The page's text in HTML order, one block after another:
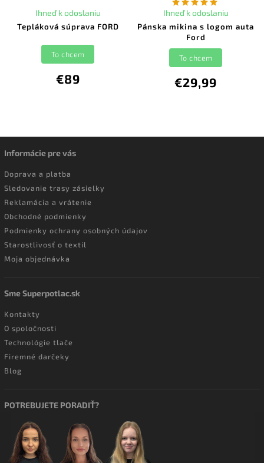
Tepláková súprava FORD
Ihneď k odoslaniu
€89
To chcem
Pánska mikina s logom auta
Ford
Ihneď k odoslaniu
€29,99
To chcem
Informácie pre vás
Doprava a platba
Sledovanie trasy zásielky
Reklamácia a vrátenie
Obchodné podmienky
Podmienky ochrany osobných údajov
Starostlivosť o textil
Moja objednávka
Sme Superpotlac.sk
Kontakty
O spoločnosti
Technológie tlače
Firemné darčeky
Blog
POTREBUJETE PORADIŤ?